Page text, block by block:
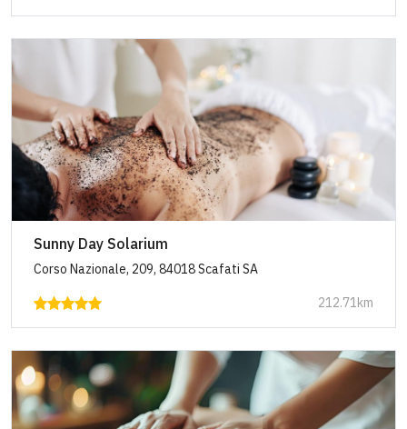
Sunny Day Solarium
Corso Nazionale, 209, 84018 Scafati SA
212.71km